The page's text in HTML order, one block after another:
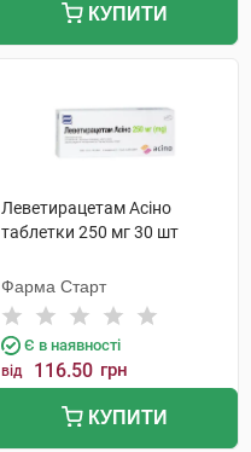
КУПИТИ
Леветирацетам Асіно
таблетки 250 мг 30 шт
Фарма Старт
Є в наявності
від 116.50 грн
КУПИТИ